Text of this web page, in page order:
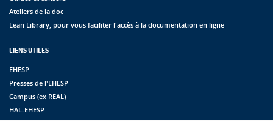
Ateliers de la doc
Lean Library, pour vous faciliter l'accès à la documentation en ligne
LIENS UTILES
EHESP
Presses de l'EHESP
Campus (ex REAL)
HAL-EHESP